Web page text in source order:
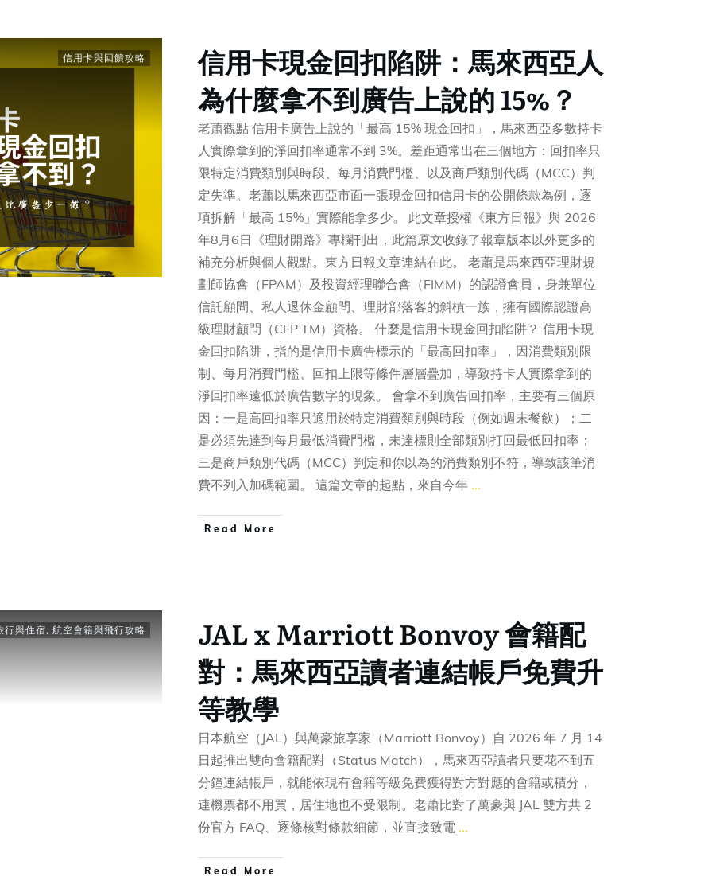
信用卡與回饋攻略
信用卡現金回扣陷阱：馬來西亞人
為什麼拿不到廣告上說的 15%？
老蕭觀點 信用卡廣告上說的「最高 15% 現金回扣」，馬來西亞多數持卡
人實際拿到的淨回扣率通常不到 3%。差距通常出在三個地方：回扣率只
限特定消費類別與時段、每月消費門檻、以及商戶類別代碼（MCC）判
定失準。老蕭以馬來西亞市面一張現金回扣信用卡的公開條款為例，逐
項拆解「最高 15%」實際能拿多少。 此文章授權《東方日報》與 2026
年8月6日《理財開路》專欄刊出，此篇原文收錄了報章版本以外更多的
補充分析與個人觀點。東方日報文章連結在此。 老蕭是馬來西亞理財規
劃師協會（FPAM）及投資經理聯合會（FIMM）的認證會員，身兼單位
信託顧問、私人退休金顧問、理財部落客的斜槓一族，擁有國際認證高
級理財顧問（CFP TM）資格。 什麼是信用卡現金回扣陷阱？ 信用卡現
金回扣陷阱，指的是信用卡廣告標示的「最高回扣率」，因消費類別限
制、每月消費門檻、回扣上限等條件層層疊加，導致持卡人實際拿到的
淨回扣率遠低於廣告數字的現象。 會拿不到廣告回扣率，主要有三個原
因：一是高回扣率只適用於特定消費類別與時段（例如週末餐飲）；二
是必須先達到每月最低消費門檻，未達標則全部類別打回最低回扣率；
三是商戶類別代碼（MCC）判定和你以為的消費類別不符，導致該筆消
費不列入加碼範圍。 這篇文章的起點，來自今年 ...
​Read More
行與住宿, 航空會籍與飛行攻略
JAL x Marriott Bonvoy 會籍配
對：馬來西亞讀者連結帳戶免費升
等教學
日本航空（JAL）與萬豪旅享家（Marriott Bonvoy）自 2026 年 7 月 14
日起推出雙向會籍配對（Status Match），馬來西亞讀者只要花不到五
分鐘連結帳戶，就能依現有會籍等級免費獲得對方對應的會籍或積分，
連機票都不用買，居住地也不受限制。老蕭比對了萬豪與 JAL 雙方共 2
份官方 FAQ、逐條核對條款細節，並直接致電 ...
​Read More